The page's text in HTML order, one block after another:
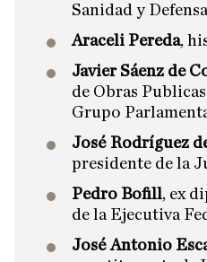
Sanidad y Defensa
Araceli Pereda,
Javier Sáenz de
de Obras
Grupo
José Rodríguez
presidente de la
Pedro Bofill, ex
de la Ejecutiva
José Antonio